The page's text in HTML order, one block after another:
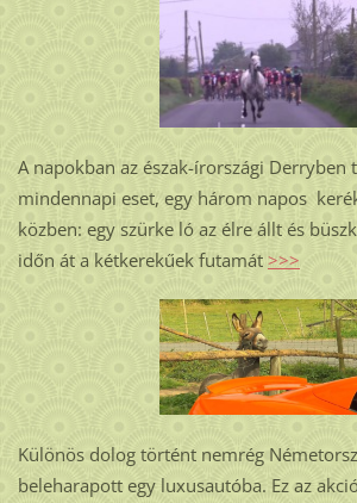
A napokban az észak-írországi Derryben
mindennapi eset, egy három napos
közben: egy szürke ló az élre állt és
időn át a kétkerekűek futamát >>>
Különös dolog történt nemrég
beleharapott egy luxusautóba. Ez az